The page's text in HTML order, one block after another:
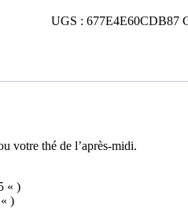
UGS : 677E4E60CDB87
votre thé de l’après-midi.
« )
)